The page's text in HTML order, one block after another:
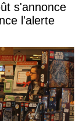
s'annonce
l'alerte